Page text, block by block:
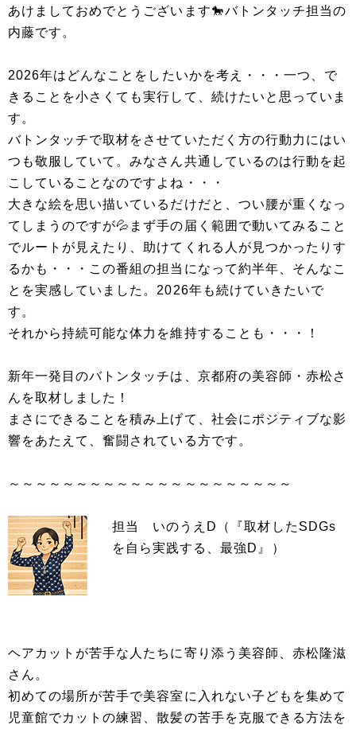
あけましておめでとうございます🐎バトンタッチ担当の
内藤です。
2026年はどんなことをしたいかを考え・・・一つ、で
きることを小さくても実行して、続けたいと思っていま
す。
バトンタッチで取材をさせていただく方の行動力にはい
つも敬服していて。みなさん共通しているのは行動を起
こしていることなのですよね・・・
大きな絵を思い描いているだけだと、つい腰が重くなっ
てしまうのですが💦まず手の届く範囲で動いてみること
でルートが見えたり、助けてくれる人が見つかったりす
るかも・・・この番組の担当になって約半年、そんなこ
とを実感していました。2026年も続けていきたいで
す。
それから持続可能な体力を維持することも・・・！
新年一発目のバトンタッチは、京都府の美容師・赤松さ
んを取材しました！
まさにできることを積み上げて、社会にポジティブな影
響をあたえて、奮闘されている方です。
～～～～～～～～～～～～～～～～～～～～～
担当 いのうえD（『取材したSDGs
を自ら実践する、最強D』）
ヘアカットが苦手な人たちに寄り添う美容師、赤松隆滋
さん。
初めての場所が苦手で美容室に入れない子どもを集めて
児童館でカットの練習、散髪の苦手を克服できる方法を